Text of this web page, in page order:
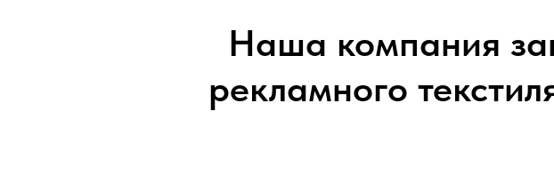
Наша компания
рекламного